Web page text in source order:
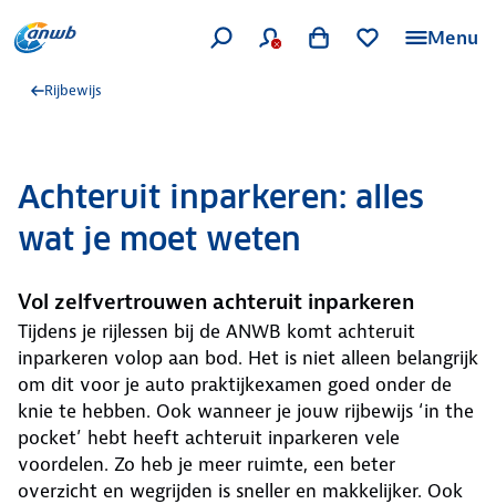
Menu
Rijbewijs
Achteruit inparkeren: alles
wat je moet weten
Vol zelfvertrouwen achteruit inparkeren
Tijdens je rijlessen bij de ANWB komt achteruit
inparkeren volop aan bod. Het is niet alleen belangrijk
om dit voor je auto praktijkexamen goed onder de
knie te hebben. Ook wanneer je jouw rijbewijs ‘in the
pocket’ hebt heeft achteruit inparkeren vele
voordelen. Zo heb je meer ruimte, een beter
overzicht en wegrijden is sneller en makkelijker. Ook